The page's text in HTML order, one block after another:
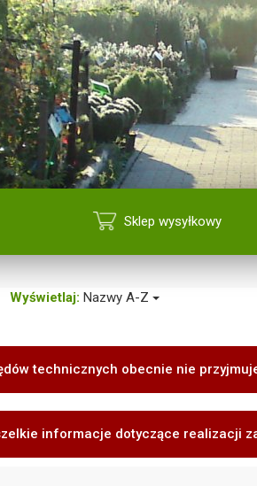
Sklep wysyłkowy
Wyświetlaj: Nazwy A-Z
technicznych obecnie nie
informacje dotyczące realizacji